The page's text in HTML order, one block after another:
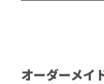
オーダーメイ